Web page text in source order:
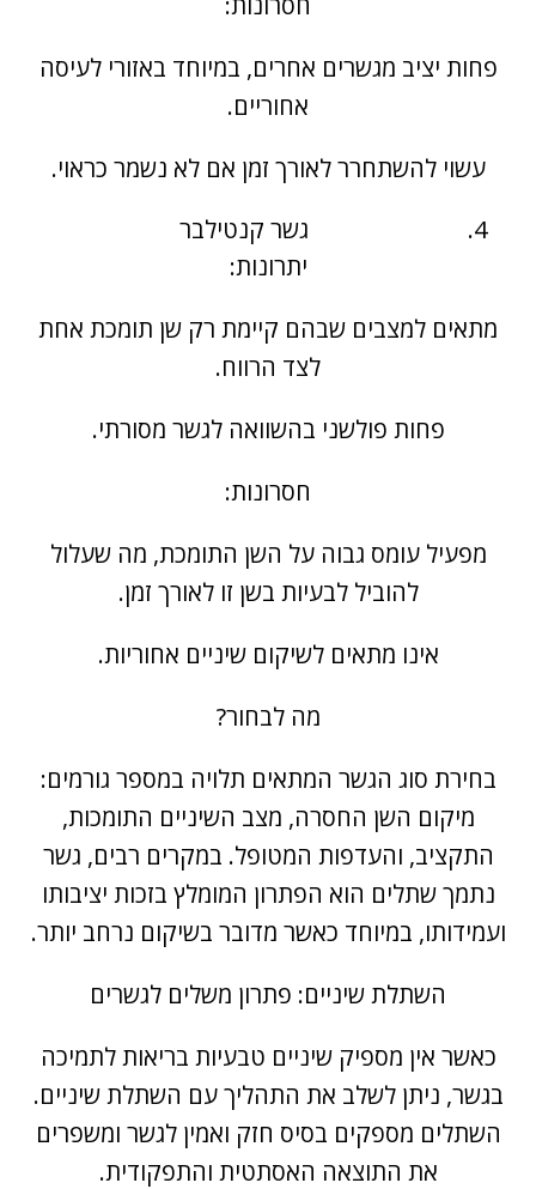
פחות יציב מגשרים אחרים, במיוחד באזורי לעיסה
אחוריים.
עשוי להשתחרר לאורך זמן אם לא נשמר כראוי.
גשר קנטילבר
יתרונות:
מתאים למצבים שבהם קיימת רק שן תומכת אחת
לצד הרווח.
פחות פולשני בהשוואה לגשר מסורתי.
חסרונות:
מפעיל עומס גבוה על השן התומכת, מה שעלול
להוביל לבעיות בשן זו לאורך זמן.
אינו מתאים לשיקום שיניים אחוריות.
מה לבחור?
בחירת סוג הגשר המתאים תלויה במספר גורמים:
מיקום השן החסרה, מצב השיניים התומכות,
התקציב, והעדפות המטופל. במקרים רבים, גשר
נתמך שתלים הוא הפתרון המומלץ בזכות יציבותו
ועמידותו, במיוחד כאשר מדובר בשיקום נרחב יותר.
השתלת שיניים: פתרון משלים לגשרים
כאשר אין מספיק שיניים טבעיות בריאות לתמיכה
בגשר, ניתן לשלב את התהליך עם השתלת שיניים.
השתלים מספקים בסיס חזק ואמין לגשר ומשפרים
את התוצאה האסתטית והתפקודית.